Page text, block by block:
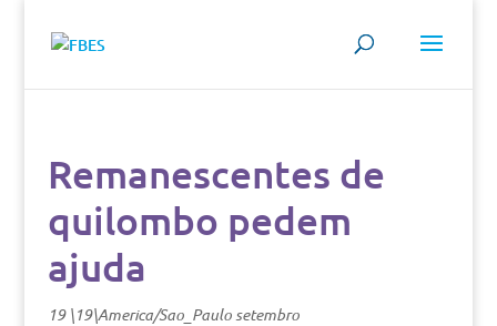
Remanescentes de
quilombo pedem
ajuda
19 \19\America/Sao_Paulo setembro